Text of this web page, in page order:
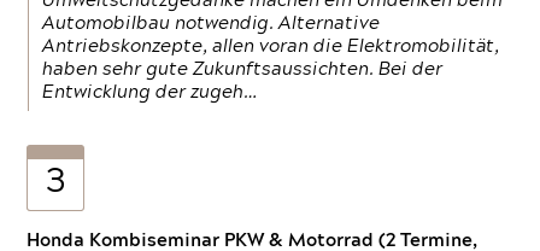
Automobilbau notwendig. Alternative
Antriebskonzepte, allen voran die Elektromobilität,
haben sehr gute Zukunftsaussichten. Bei der
Entwicklung der zugeh…
3
Honda Kombiseminar PKW & Motorrad (2 Termine,